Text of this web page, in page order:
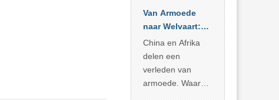
Van Armoede
naar Welvaart:
Wat Afrika kan
leren van
China’s
economisch
China en Afrika
delen een
verleden van
armoede. Waar